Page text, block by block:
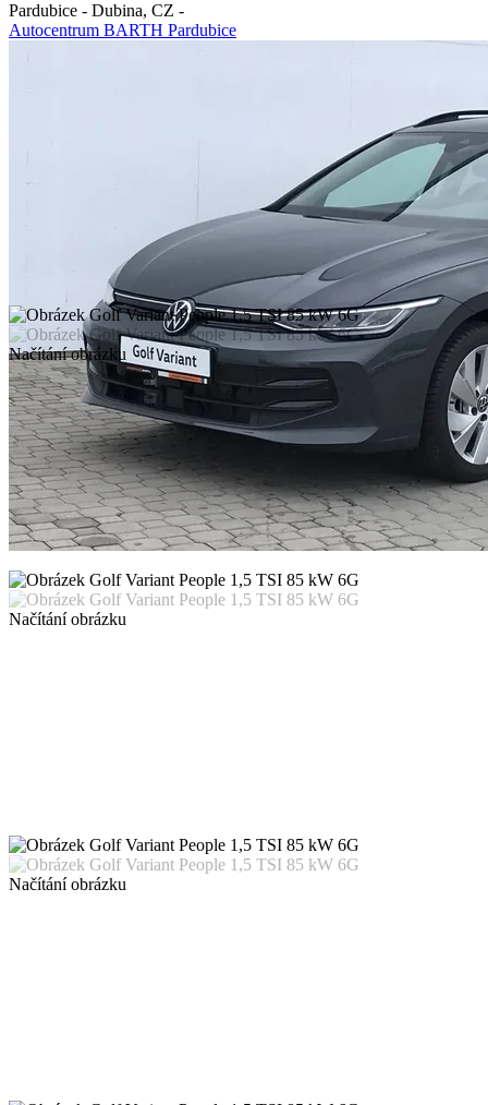
Pardubice - Dubina, CZ -
Autocentrum BARTH Pardubice
Načítání obrázku
Načítání obrázku
Načítání obrázku